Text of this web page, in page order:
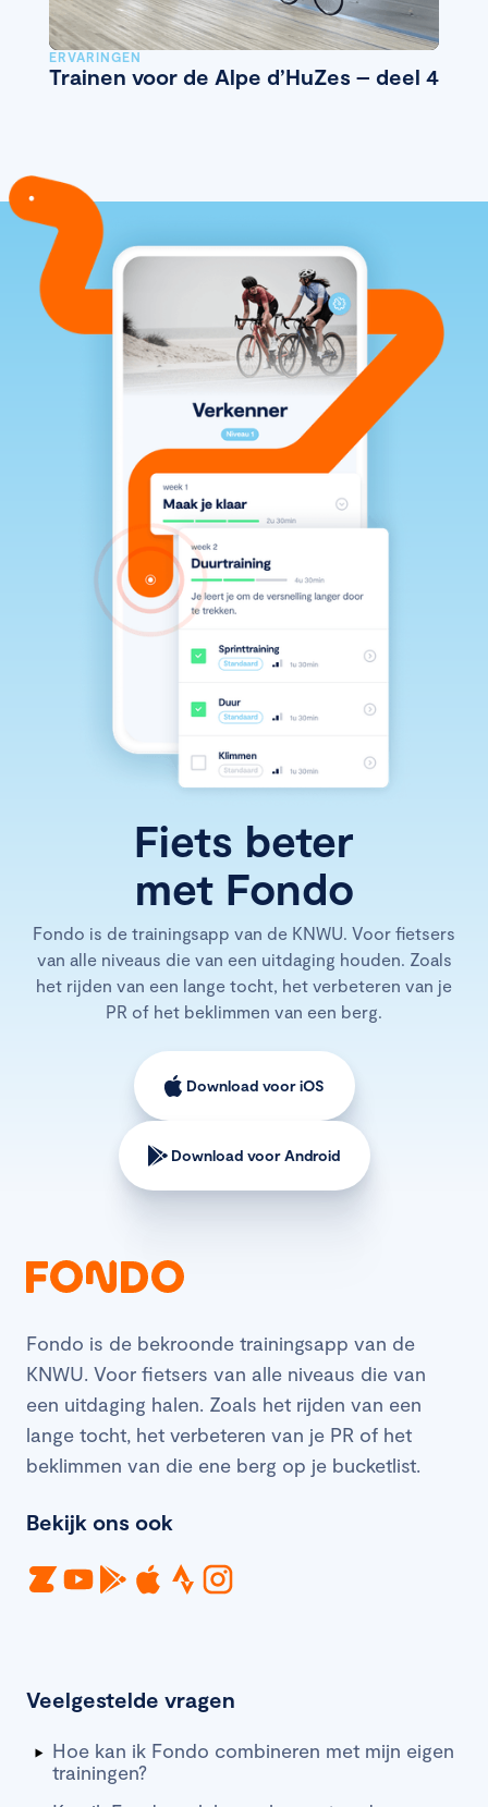
ERVARINGEN
Trainen voor de Alpe d’HuZes – deel 4
Fiets beter
met Fondo
Fondo is de trainingsapp van de KNWU. Voor fietsers
van alle niveaus die van een uitdaging houden. Zoals
het rijden van een lange tocht, het verbeteren van je
PR of het beklimmen van een berg.
Download voor iOS
Download voor Android
Fondo is de bekroonde trainingsapp van de
KNWU. Voor fietsers van alle niveaus die van
een uitdaging halen. Zoals het rijden van een
lange tocht, het verbeteren van je PR of het
beklimmen van die ene berg op je bucketlist.
Bekijk ons ook
Veelgestelde vragen
Hoe kan ik Fondo combineren met mijn eigen
trainingen?